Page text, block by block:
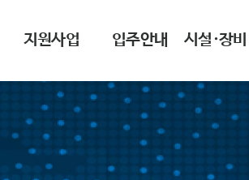
지원사업 입주안내